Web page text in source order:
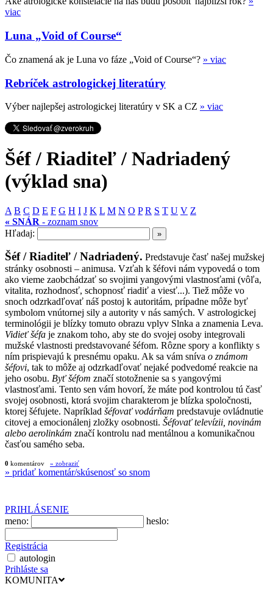
viac
Luna „Void of Course“
Čo znamená ak je Luna vo fáze „Void of Course“? » viac
Rebríček astrologickej literatúry
Výber najlepšej astrologickej literatúry v SK a CZ » viac
Šéf / Riaditeľ / Nadriadený
(výklad sna)
A B C D E F G H I J K L M N O P R S T U V Z
« SNÁR - zoznam snov
Hľadaj:
Šéf / Riaditeľ / Nadriadený. Predstavuje časť našej mužskej
stránky osobnosti – animusa. Vzťah k šéfovi nám vypovedá o tom
ako vieme zaobchádzať so svojimi yangovými vlastnosťami (vôľa,
vitalita, rozhodnosť, schopnosť riadiť a viesť...). Tiež môže vo
snoch odzrkadľovať náš postoj k autoritám, prípadne môže byť
symbolom vnútornej sily a autority v nás samých. V astrologickej
terminológii je blízky tomuto obrazu vplyv Slnka a znamenia Leva.
Vidieť šéfa je znakom toho, aby ste do svojej osoby integrovali
mužské vlastnosti predstavované šéfom. Rôzne spory a konflikty s
ním prispievajú k presnému opaku. Ak sa vám sníva o známom
šéfovi, tak to môže aj odzrkadľovať nejaké podvedomé reakcie na
jeho osobu. Byť šéfom značí stotožnenie sa s yangovými
vlastnosťami. Tento sen vám hovorí, že máte pod kontrolou tú časť
svojej osobnosti, ktorá svojim charakterom je blízka spoločnosti,
ktorej šéfujete. Napríklad šéfovať vodárňam predstavuje ovládnutie
citovej a emocionálenj zložky osobnosti. Šéfovať televízii, novinám
alebo aerolinkám značí kontrolu nad mentálnou a komunikačnou
časťou samého seba.
0 komentárov » zobraziť
» pridať komentár/skúsenosť so snom
PRIHLÁSENIE
meno:
heslo:
Registrácia
autologin
Prihláste sa
KOMUNITA